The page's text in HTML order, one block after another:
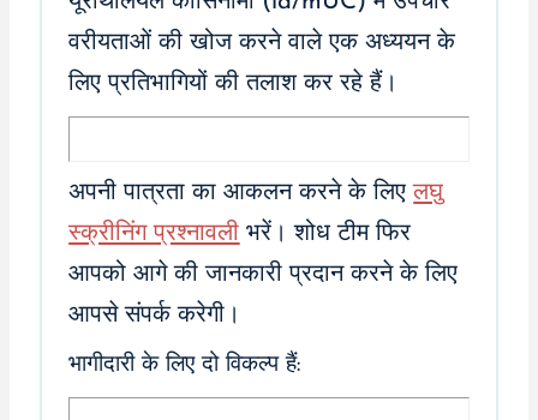
वरीयताओं की खोज करने वाले एक अध्ययन के
लिए प्रतिभागियों की तलाश कर रहे हैं।
अपनी पात्रता का आकलन करने के लिएलघु
स्क्रीनिंग प्रश्नावली भरें। शोध टीम फिर
आपको आगे की जानकारी प्रदान करने के लिए
आपसे संपर्क करेगी।
भागीदारी के लिए दो विकल्प हैं: